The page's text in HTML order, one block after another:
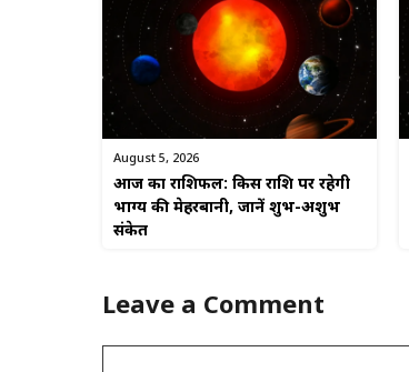
August 5, 2026
आज का राशिफल: किस राशि पर रहेगी
भाग्य की मेहरबानी, जानें शुभ-अशुभ
संकेत
Leave a Comment